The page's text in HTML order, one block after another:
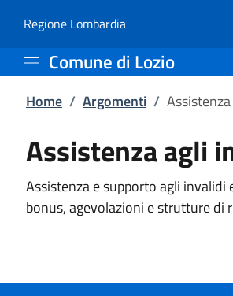
Assistenza agli
Regione Lombardia(apre in un'altra
Comune di Lozio
Home / Argomenti /
Assistenza agli
Assistenza e supporto agli invalidi
bonus, agevolazioni e strutture di